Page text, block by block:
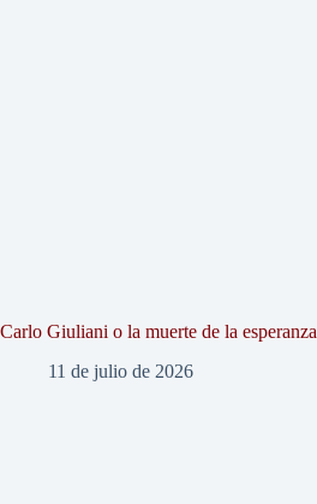
Carlo Giuliani o la muerte de la esperanza
11 de julio de 2026